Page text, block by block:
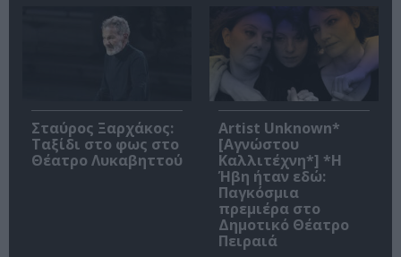
Σταύρος Ξαρχάκος:
Ταξίδι στο φως στο
Θέατρο Λυκαβηττού
Artist Unknown*
[Αγνώστου
Καλλιτέχνη*] *Η
Ήβη ήταν εδώ:
Παγκόσμια
πρεμιέρα στο
Δημοτικό Θέατρο
Πειραιά